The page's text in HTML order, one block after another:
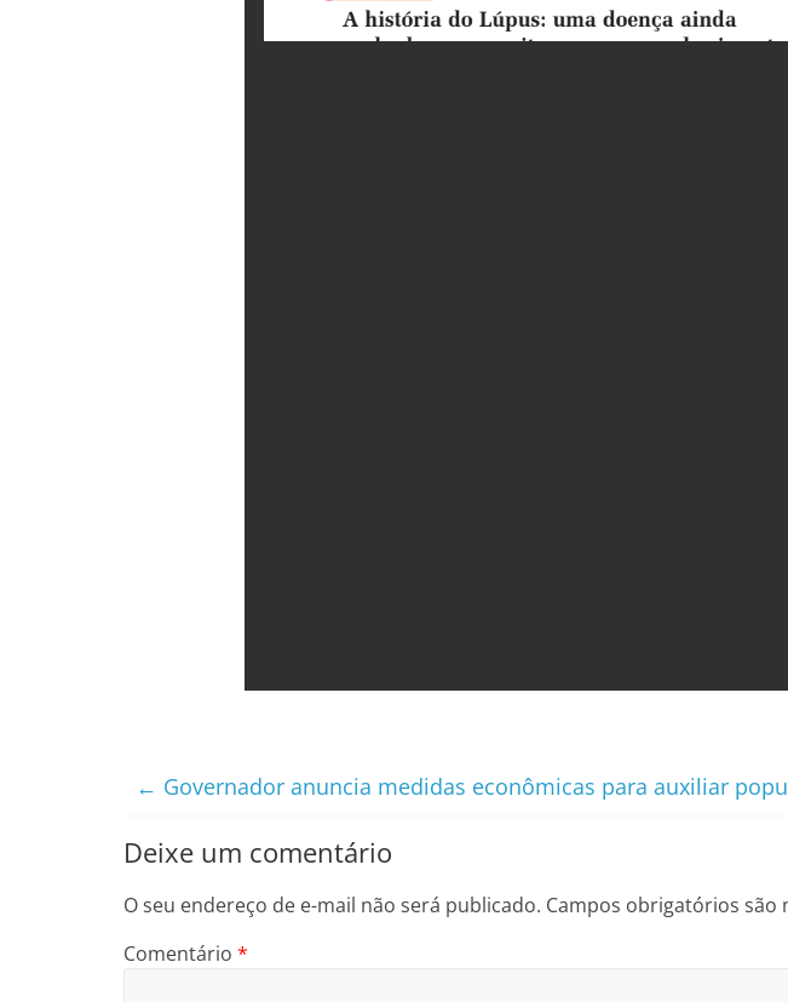
← Governador anuncia medidas econômicas para auxiliar
Deixe um comentário
O seu endereço de e-mail não será publicado. Campos obrigatórios são
Comentário *